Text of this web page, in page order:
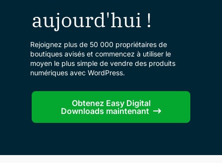
aujourd'hui !
Rejoignez plus de 50 000 propriétaires de
boutiques avisés et commencez à utiliser le
moyen le plus simple de vendre des produits
numériques avec WordPress.
Obtenez Easy Digital
Downloads maintenant